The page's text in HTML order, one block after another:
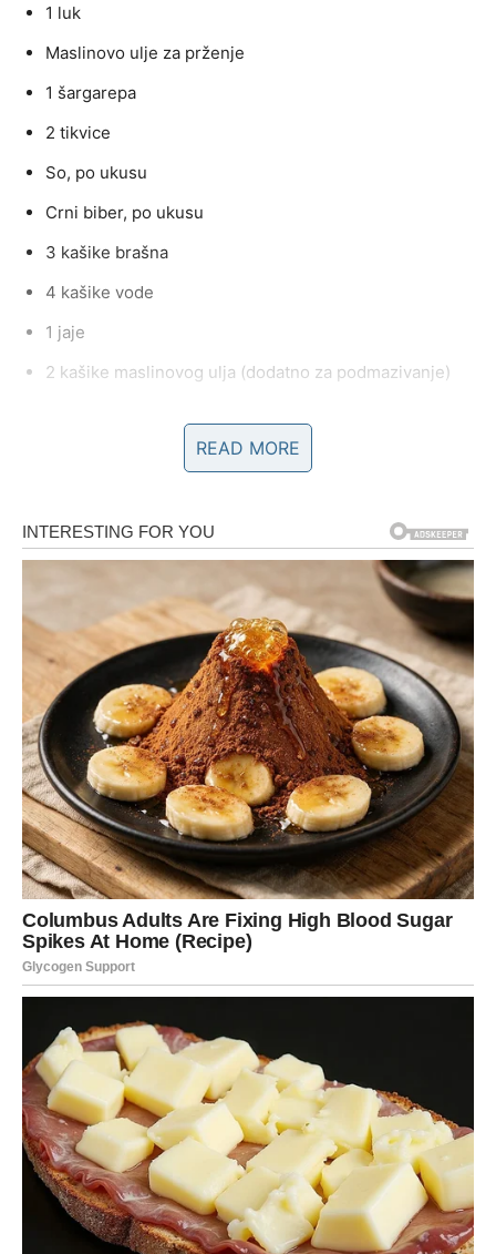
1 luk
Maslinovo ulje za prženje
1 šargarepa
2 tikvice
So, po ukusu
Crni biber, po ukusu
3 kašike brašna
4 kašike vode
1 jaje
2 kašike maslinovog ulja (dodatno za podmazivanje)
Način Pripreme:
Zagrijte pećnicu na 180°C.
2. Priprema Povrća:
Nasjeckajte luk i narendajte šargarepu.
Tikvice narežite na male kockice.
3. Prženje Povrća:
Zagrejte malo maslinovog ulja u tiganju na srednjoj
vatri.
Pirjajte nasjeckani luk dok ne postane proziran.
Dodajte naribanu šargarepu i tikvice. Začinite solju i
crnim biberom.
Kuvajte, povremeno mešajući, dok povrće ne omekša,
oko 10 minuta.
4. Pravljenje Smjese:
U posudi za mešanje pomešajte 3 kašike brašna sa 4
kašike vode i umutite dok ne postane glatko.
Dodajte jedno jaje i 2 kašike maslinovog ulja, te
mešajte dok se ne sjedini.
Kuvano povrće dodajte u smjesu, dobro promiješajte
READ MORE